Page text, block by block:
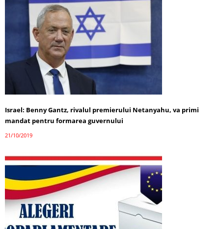
Israel: Benny Gantz, rivalul premierului Netanyahu, va primi
mandat pentru formarea guvernului
21/10/2019